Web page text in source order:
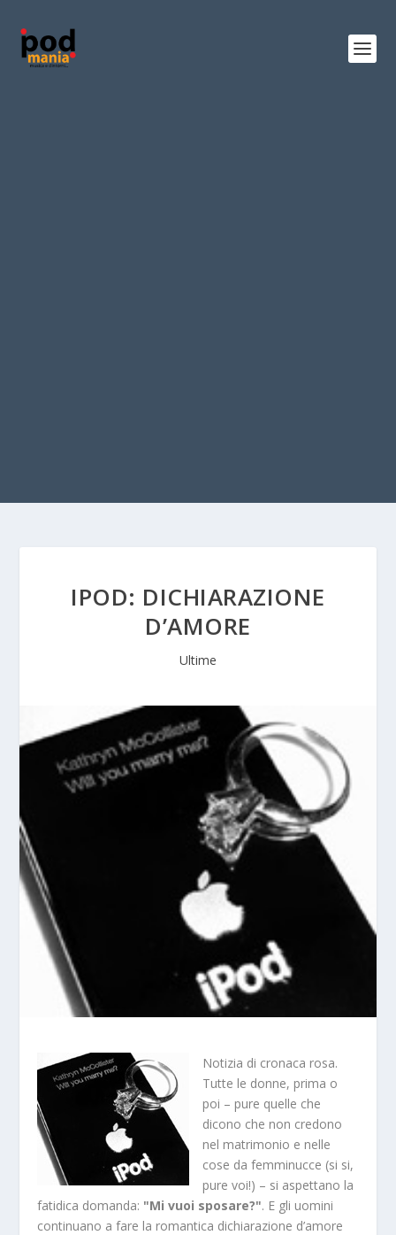
IPOD: DICHIARAZIONE
D’AMORE
Ultime
Notizia di cronaca rosa.
Tutte le donne, prima o
poi – pure quelle che
dicono che non credono
nel matrimonio e nelle
cose da femminucce (si si,
pure voi!) – si aspettano la
fatidica domanda: "Mi vuoi sposare?". E gli uomini
continuano a fare la romantica dichiarazione d’amore